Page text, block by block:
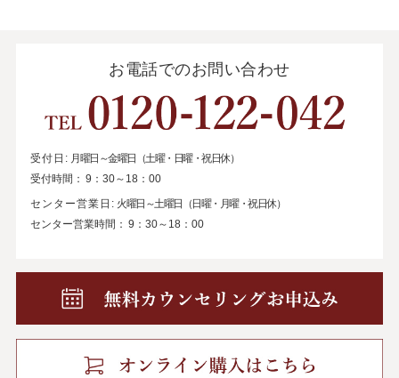
お電話でのお問い合わせ
受付日: 月曜日～金曜日（土曜・日曜・祝日休）
受付時間： 9：30～18：00
センター営業日: 火曜日～土曜日（日曜・月曜・祝日休）
センター営業時間： 9：30～18：00